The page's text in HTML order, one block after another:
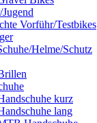
Vorführ/Testbikes
Helme/Schutz
kurz
lang